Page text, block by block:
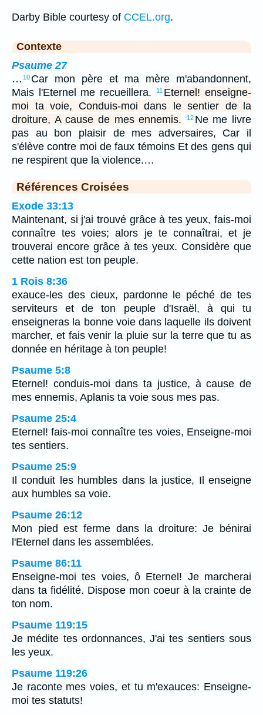
Darby Bible courtesy of CCEL.org.
Contexte
Psaume 27
… 10 Car mon père et ma mère m'abandonnent,
Mais l'Eternel me recueillera.
11 Eternel! enseigne-
moi ta voie, Conduis-moi dans le sentier de la
droiture, A cause de mes ennemis.
12 Ne me livre
pas au bon plaisir de mes adversaires, Car il
s'élève contre moi de faux témoins Et des gens qui
ne respirent que la violence.…
Références Croisées
Exode 33:13
Maintenant, si j'ai trouvé grâce à tes yeux, fais-moi
connaître tes voies; alors je te connaîtrai, et je
trouverai encore grâce à tes yeux. Considère que
cette nation est ton peuple.
1 Rois 8:36
exauce-les des cieux, pardonne le péché de tes
serviteurs et de ton peuple d'Israël, à qui tu
enseigneras la bonne voie dans laquelle ils doivent
marcher, et fais venir la pluie sur la terre que tu as
donnée en héritage à ton peuple!
Psaume 5:8
Eternel! conduis-moi dans ta justice, à cause de
mes ennemis, Aplanis ta voie sous mes pas.
Psaume 25:4
Eternel! fais-moi connaître tes voies, Enseigne-moi
tes sentiers.
Psaume 25:9
Il conduit les humbles dans la justice, Il enseigne
aux humbles sa voie.
Psaume 26:12
Mon pied est ferme dans la droiture: Je bénirai
l'Eternel dans les assemblées.
Psaume 86:11
Enseigne-moi tes voies, ô Eternel! Je marcherai
dans ta fidélité. Dispose mon coeur à la crainte de
ton nom.
Psaume 119:15
Je médite tes ordonnances, J'ai tes sentiers sous
les yeux.
Psaume 119:26
Je raconte mes voies, et tu m'exauces: Enseigne-
moi tes statuts!